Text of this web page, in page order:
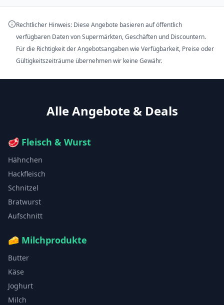
Rechtlicher Hinweis: Diese Angebote basieren auf öffentlich
verfügbaren Daten von Supermärkten, Geschäften und Discountern.
Für die Richtigkeit der Angebotsangaben wie Verfügbarkeit, Preise oder
Gültigkeitszeiträume übernehmen wir keine Gewähr.
Alle Angebote & Deals
🥩 Fleisch & Wurst
Hähnchen
Hackfleisch
Schnitzel
Bratwurst
Aufschnitt
🧀 Milchprodukte
Butter
Käse
Joghurt
Milch